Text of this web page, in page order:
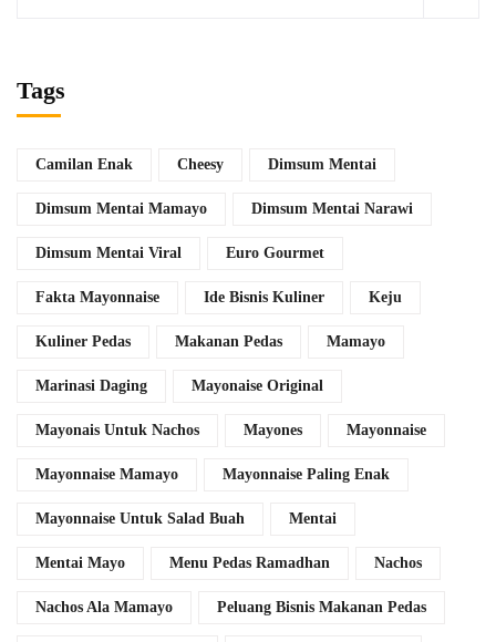
Tags
Camilan Enak Cheesy Dimsum Mentai
Dimsum Mentai Mamayo Dimsum Mentai Narawi
Dimsum Mentai Viral Euro Gourmet
Fakta Mayonnaise Ide Bisnis Kuliner Keju
Kuliner Pedas Makanan Pedas Mamayo
Marinasi Daging Mayonaise Original
Mayonais Untuk Nachos Mayones Mayonnaise
Mayonnaise Mamayo Mayonnaise Paling Enak
Mayonnaise Untuk Salad Buah Mentai
Mentai Mayo Menu Pedas Ramadhan Nachos
Nachos Ala Mamayo Peluang Bisnis Makanan Pedas